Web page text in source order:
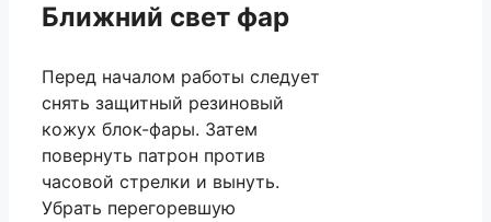
Ближний свет фар
Перед началом работы следует
снять защитный резиновый
кожух блок-фары. Затем
повернуть патрон против
часовой стрелки и вынуть.
Убрать перегоревшую